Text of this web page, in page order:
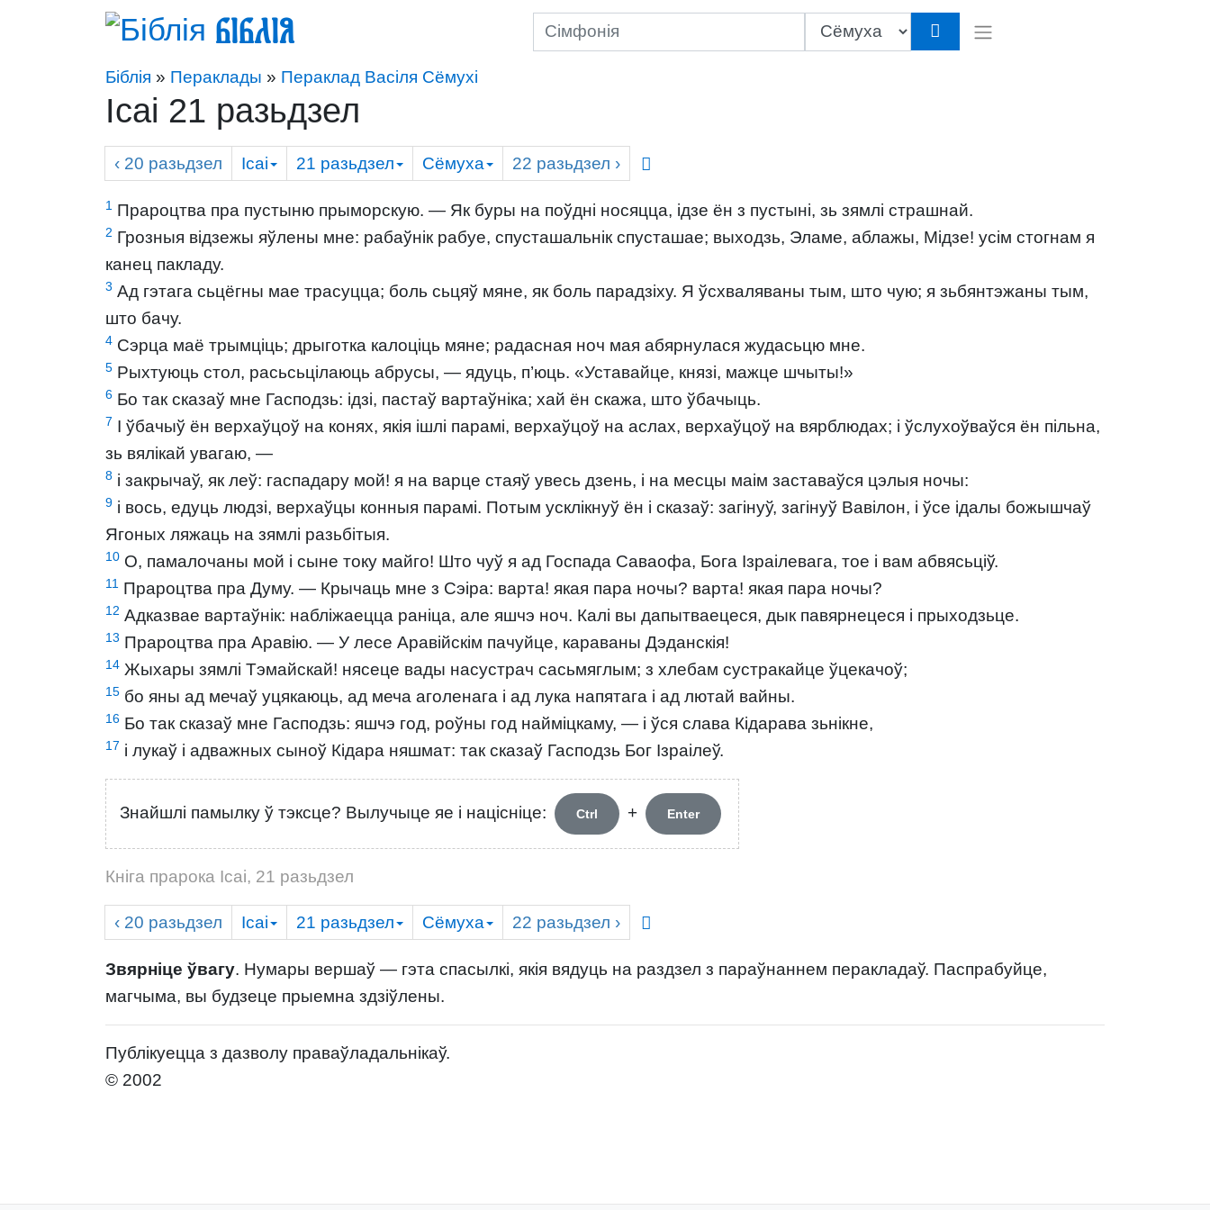
Біблія
Біблія » Пераклады » Пераклад Васіля Сёмухі
Ісаі 21 разьдзел
‹ 20 разьдзел Ісаі 21 разьдзел Сёмуха 22 разьдзел ›
1 Прароцтва пра пустыню прыморскую. — Як буры на поўдні носяцца, ідзе ён з пустыні, зь зямлі страшнай.
2 Грозныя відзежы яўлены мне: рабаўнік рабуе, спусташальнік спусташае; выходзь, Эламе, аблажы, Мідзе! усім стогнам я
канец пакладу.
3 Ад гэтага сьцёгны мае трасуцца; боль сьцяў мяне, як боль парадзіху. Я ўсхваляваны тым, што чую; я зьбянтэжаны тым,
што бачу.
4 Сэрца маё трымціць; дрыготка калоціць мяне; радасная ноч мая абярнулася жудасьцю мне.
5 Рыхтуюць стол, расьсьцілаюць абрусы, — ядуць, п’юць. «Уставайце, князі, мажце шчыты!»
6 Бо так сказаў мне Гасподзь: ідзі, пастаў вартаўніка; хай ён скажа, што ўбачыць.
7 І ўбачыў ён верхаўцоў на конях, якія ішлі парамі, верхаўцоў на аслах, верхаўцоў на вярблюдах; і ўслухоўваўся ён пільна,
зь вялікай увагаю, —
8 і закрычаў, як леў: гаспадару мой! я на варце стаяў увесь дзень, і на месцы маім заставаўся цэлыя ночы:
9 і вось, едуць людзі, верхаўцы конныя парамі. Потым усклікнуў ён і сказаў: загінуў, загінуў Вавілон, і ўсе ідалы божышчаў
Ягоных ляжаць на зямлі разьбітыя.
10 О, памалочаны мой і сыне току майго! Што чуў я ад Госпада Саваофа, Бога Ізраілевага, тое і вам абвясьціў.
11 Прароцтва пра Думу. — Крычаць мне з Сэіра: варта! якая пара ночы? варта! якая пара ночы?
12 Адказвае вартаўнік: набліжаецца раніца, але яшчэ ноч. Калі вы дапытваецеся, дык павярнецеся і прыходзьце.
13 Прароцтва пра Аравію. — У лесе Аравійскім пачуйце, караваны Дэданскія!
14 Жыхары зямлі Тэмайскай! нясеце вады насустрач сасьмяглым; з хлебам сустракайце ўцекачоў;
15 бо яны ад мечаў уцякаюць, ад меча аголенага і ад лука напятага і ад лютай вайны.
16 Бо так сказаў мне Гасподзь: яшчэ год, роўны год найміцкаму, — і ўся слава Кідарава зьнікне,
17 і лукаў і адважных сыноў Кідара няшмат: так сказаў Гасподзь Бог Ізраілеў.
Знайшлі памылку ў тэксце? Вылучыце яе і націсніце: Ctrl + Enter
Кніга прарока Ісаі, 21 разьдзел
‹ 20 разьдзел Ісаі 21 разьдзел Сёмуха 22 разьдзел ›
Звярніце ўвагу. Нумары вершаў — гэта спасылкі, якія вядуць на раздзел з параўнаннем перакладаў. Паспрабуйце,
магчыма, вы будзеце прыемна здзіўлены.
Публікуецца з дазволу праваўладальнікаў.
© 2002